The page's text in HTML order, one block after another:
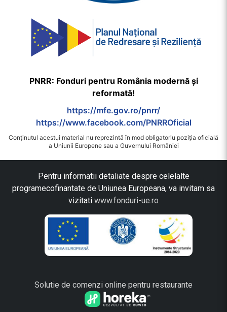
PNRR: Fonduri pentru România modernă și
reformată!
https://mfe.gov.ro/pnrr/
https://www.facebook.com/PNRROficial
Conținutul acestui material nu reprezintă în mod obligatoriu poziția oficială
a Uniunii Europene sau a Guvernului României
Pentru informatii detaliate despre celelalte
programecofinantate de Uniunea Europeana, va invitam sa
vizitati www.fonduri-ue.ro
Solutie de comenzi online pentru restaurante